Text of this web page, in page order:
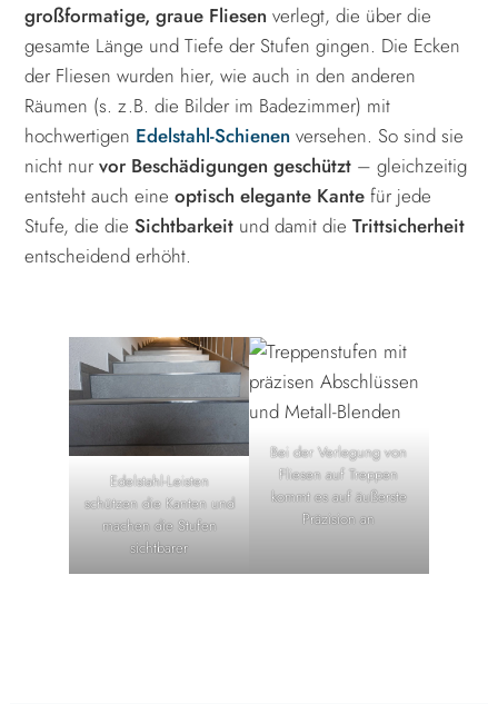
großformatige, graue Fliesen verlegt, die über die
gesamte Länge und Tiefe der Stufen gingen. Die Ecken
der Fliesen wurden hier, wie auch in den anderen
Räumen (s. z.B. die Bilder im Badezimmer) mit
hochwertigen Edelstahl-Schienen versehen. So sind sie
nicht nurvor Beschädigungen geschützt – gleichzeitig
entsteht auch eineoptisch elegante Kante für jede
Stufe, die dieSichtbarkeit und damit dieTrittsicherheit
entscheidend erhöht.
Edelstahl-Leisten
schützen die Kanten und
machen die Stufen
sichtbarer
Bei der Verlegung von
Fliesen auf Treppen
kommt es auf äußerste
Präzision an